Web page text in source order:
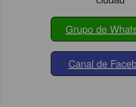
Grupo de
Canal de